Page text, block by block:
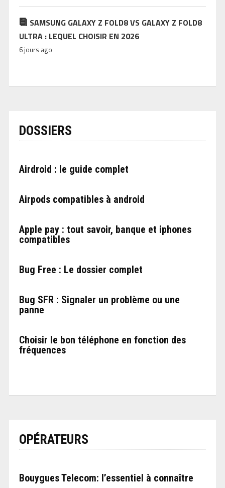
SAMSUNG GALAXY Z FOLD8 VS GALAXY Z FOLD8
ULTRA : LEQUEL CHOISIR EN 2026
6 jours ago
DOSSIERS
Airdroid : le guide complet
Airpods compatibles à android
Apple pay : tout savoir, banque et iphones
compatibles
Bug Free : Le dossier complet
Bug SFR : Signaler un problème ou une
panne
Choisir le bon téléphone en fonction des
fréquences
OPÉRATEURS
Bouygues Telecom: l’essentiel à connaître